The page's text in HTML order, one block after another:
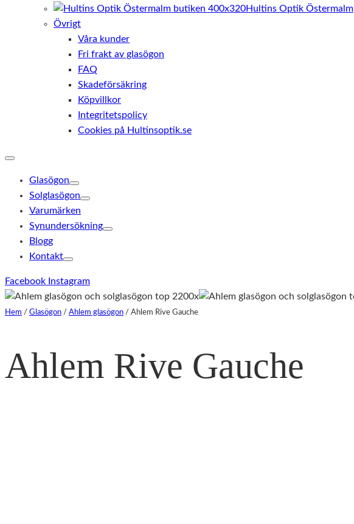
Hultins Optik Östermalm
Övrigt
Våra kunder
Fri frakt av glasögon
FAQ
Skadeförsäkring
Köpvillkor
Integritetspolicy
Cookies på Hultinsoptik.se
Glasögon
Solglasögon
Varumärken
Synundersökning
Blogg
Kontakt
Facebook Instagram
Hem / Glasögon / Ahlem glasögon / Ahlem Rive Gauche
Ahlem Rive Gauche